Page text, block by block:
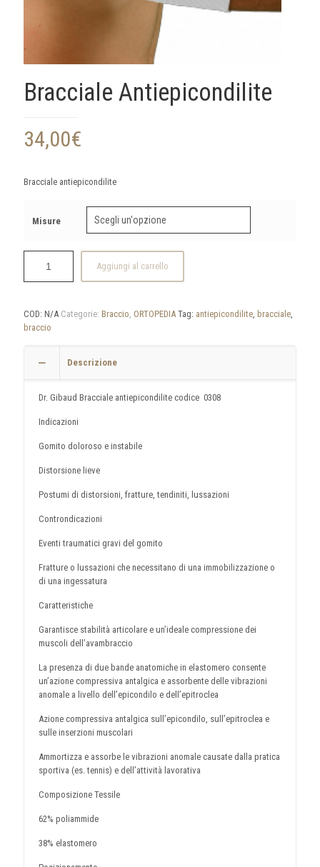
Bracciale Antiepicondilite
34,00€
Bracciale antiepicondilite
Misure
Aggiungi al carrello
COD: N/A Categorie: Braccio, ORTOPEDIA Tag: antiepicondilite, bracciale,
braccio
Descrizione
Dr. Gibaud Bracciale antiepicondilite codice 0308
Indicazioni
Gomito doloroso e instabile
Distorsione lieve
Postumi di distorsioni, fratture, tendiniti, lussazioni
Controndicazioni
Eventi traumatici gravi del gomito
Fratture o lussazioni che necessitano di una immobilizzazione o
di una ingessatura
Caratteristiche
Garantisce stabilità articolare e un’ideale compressione dei
muscoli dell’avambraccio
La presenza di due bande anatomiche in elastomero consente
un’azione compressiva antalgica e assorbente delle vibrazioni
anomale a livello dell’epicondilo e dell’epitroclea
Azione compressiva antalgica sull’epicondilo, sull’epitroclea e
sulle inserzioni muscolari
Ammortizza e assorbe le vibrazioni anomale causate dalla pratica
sportiva (es. tennis) e dell’attività lavorativa
Composizione Tessile
62% poliammide
38% elastomero